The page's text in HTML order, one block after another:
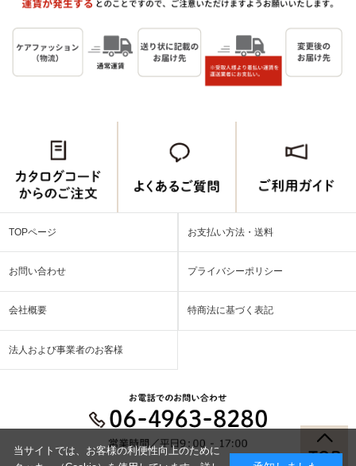
TOPページ お支払い方法・送料
お問い合わせ プライバシーポリシー
会社概要 特商法に基づく表記
法人および事業者のお客様
当サイトでは、お客様の利便性向上のために